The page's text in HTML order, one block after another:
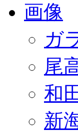
画像
ガ
尾
和
新